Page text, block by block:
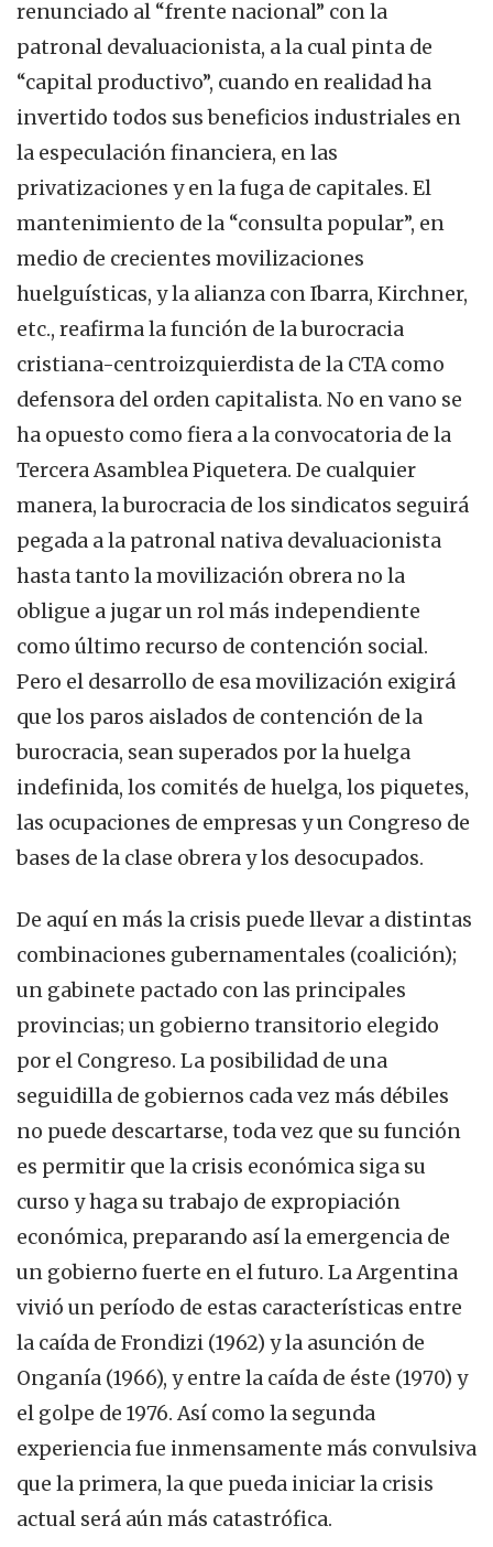
renunciado al “frente nacional” con la
patronal devaluacionista, a la cual pinta de
“capital productivo”, cuando en realidad ha
invertido todos sus beneficios industriales en
la especulación financiera, en las
privatizaciones y en la fuga de capitales. El
mantenimiento de la “consulta popular”, en
medio de crecientes movilizaciones
huelguísticas, y la alianza con Ibarra, Kirchner,
etc., reafirma la función de la burocracia
cristiana-centroizquierdista de la CTA como
defensora del orden capitalista. No en vano se
ha opuesto como fiera a la convocatoria de la
Tercera Asamblea Piquetera. De cualquier
manera, la burocracia de los sindicatos seguirá
pegada a la patronal nativa devaluacionista
hasta tanto la movilización obrera no la
obligue a jugar un rol más independiente
como último recurso de contención social.
Pero el desarrollo de esa movilización exigirá
que los paros aislados de contención de la
burocracia, sean superados por la huelga
indefinida, los comités de huelga, los piquetes,
las ocupaciones de empresas y un Congreso de
bases de la clase obrera y los desocupados.
De aquí en más la crisis puede llevar a distintas
combinaciones gubernamentales (coalición);
un gabinete pactado con las principales
provincias; un gobierno transitorio elegido
por el Congreso. La posibilidad de una
seguidilla de gobiernos cada vez más débiles
no puede descartarse, toda vez que su función
es permitir que la crisis económica siga su
curso y haga su trabajo de expropiación
económica, preparando así la emergencia de
un gobierno fuerte en el futuro. La Argentina
vivió un período de estas características entre
la caída de Frondizi (1962) y la asunción de
Onganía (1966), y entre la caída de éste (1970) y
el golpe de 1976. Así como la segunda
experiencia fue inmensamente más convulsiva
que la primera, la que pueda iniciar la crisis
actual será aún más catastrófica.